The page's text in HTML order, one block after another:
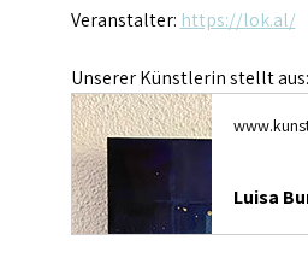
Veranstalter: https://lok.al/
Unserer Künstlerin stellt
Luisa